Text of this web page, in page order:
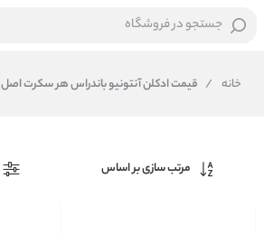
جستجو در فروشگاه
خانه / قیمت ادکلن آنتونیو باندراس هر سکرت اصل
مرتب سازی بر اساس